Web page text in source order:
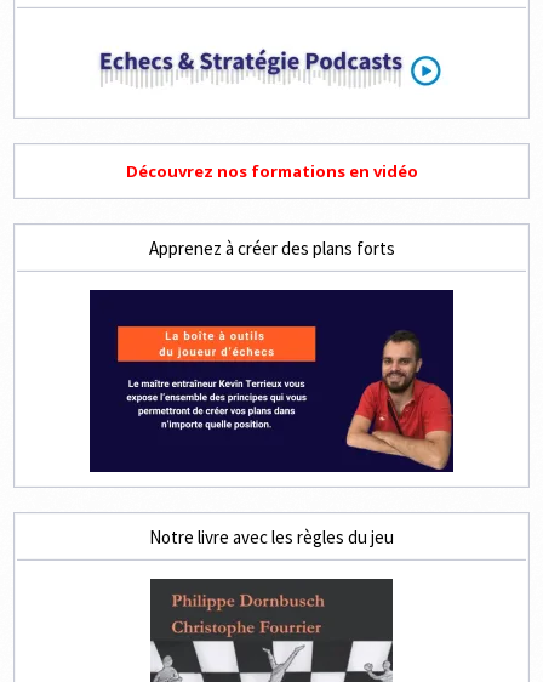
Découvrez nos formations en vidéo
Apprenez à créer des plans forts
Notre livre avec les règles du jeu